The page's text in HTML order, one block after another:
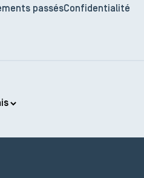
passésConfidentialité